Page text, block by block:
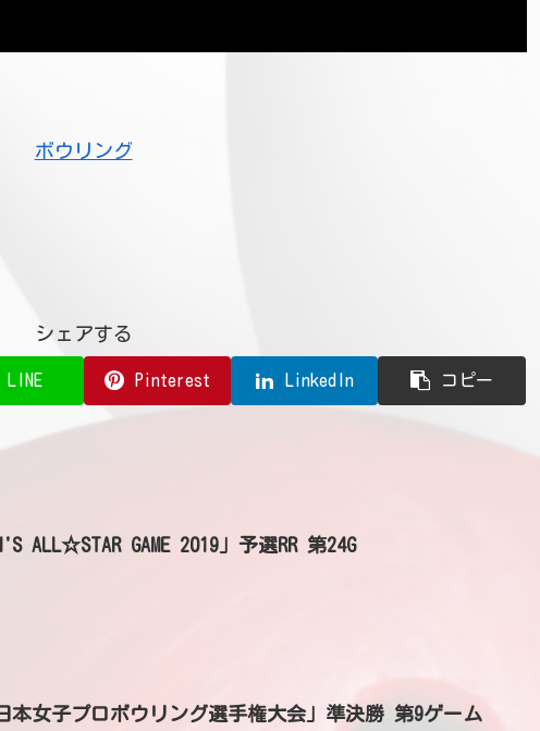
ボウリング
シェアする
LINE Pinterest LinkedIn コピー
ALL☆STAR GAME 2019」予選RR 第24G
本女子プロボウリング選手権大会」準決勝 第9ゲーム